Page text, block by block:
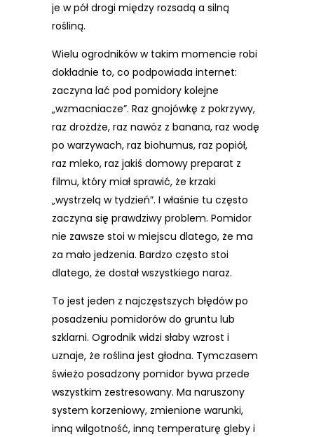
je w pół drogi między rozsadą a silną
rośliną.
Wielu ogrodników w takim momencie robi
dokładnie to, co podpowiada internet:
zaczyna lać pod pomidory kolejne
„wzmacniacze”. Raz gnojówkę z pokrzywy,
raz drożdże, raz nawóz z banana, raz wodę
po warzywach, raz biohumus, raz popiół,
raz mleko, raz jakiś domowy preparat z
filmu, który miał sprawić, że krzaki
„wystrzelą w tydzień”. I właśnie tu często
zaczyna się prawdziwy problem. Pomidor
nie zawsze stoi w miejscu dlatego, że ma
za mało jedzenia. Bardzo często stoi
dlatego, że dostał wszystkiego naraz.
To jest jeden z najczęstszych błędów po
posadzeniu pomidorów do gruntu lub
szklarni. Ogrodnik widzi słaby wzrost i
uznaje, że roślina jest głodna. Tymczasem
świeżo posadzony pomidor bywa przede
wszystkim zestresowany. Ma naruszony
system korzeniowy, zmienione warunki,
inną wilgotność, inną temperaturę gleby i